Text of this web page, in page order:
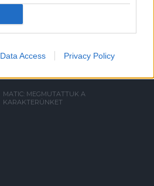
Data Access Privacy Policy
MATIC: MEGMUTATTUK A
KARAKTERÜNKET